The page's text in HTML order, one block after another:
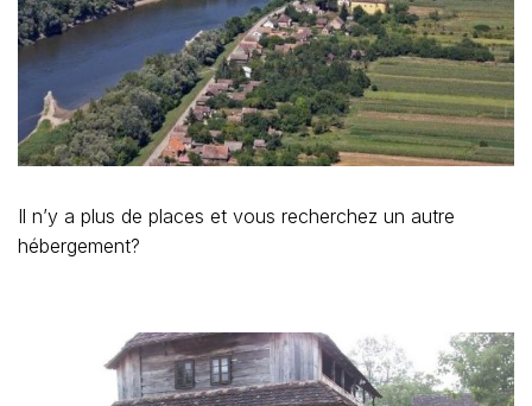
Il n’y a plus de places et vous recherchez un autre
hébergement?